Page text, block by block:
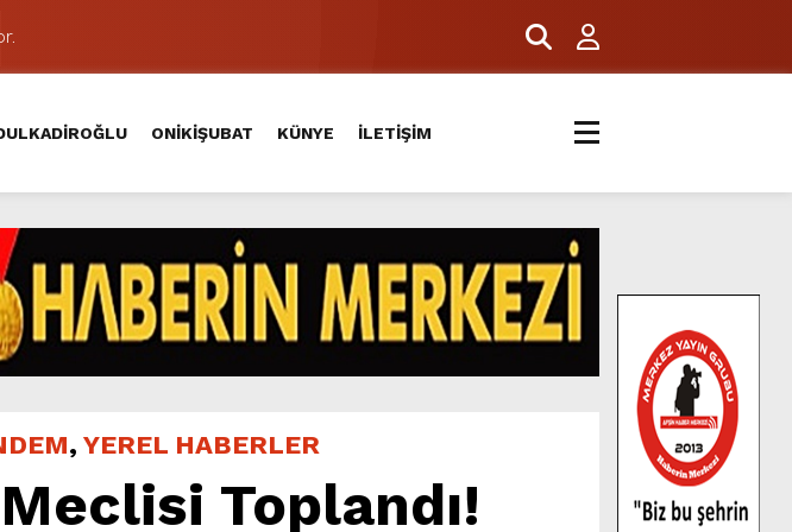
MAHALLESİ SAKİNLERİYLE BULUŞTU.
Tamamladı.
Sürdürüyor.
ONİKİŞUBAT KÜNYE İLETİŞİM
, YEREL HABERLER
Toplandı!